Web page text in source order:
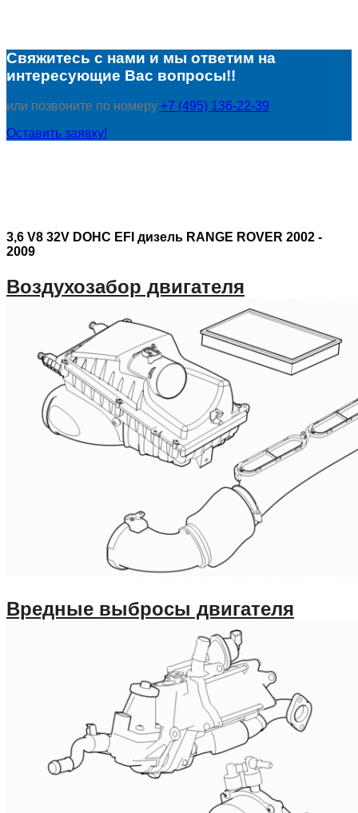
Свяжитесь с нами и мы ответим на
интересующие Вас вопросы!!
или позвоните по номеру +7 (495) 136-22-39
Оставить заявку!
3,6 V8 32V DOHC EFI дизель RANGE ROVER 2002 -
2009
Воздухозабор двигателя
Вредные выбросы двигателя